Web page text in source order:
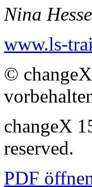
Nina Hesse
www.ls-
©
changeX
reserved.
PDF